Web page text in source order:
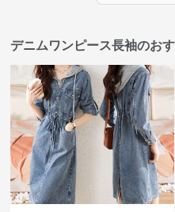
デニムワンピース長袖のお